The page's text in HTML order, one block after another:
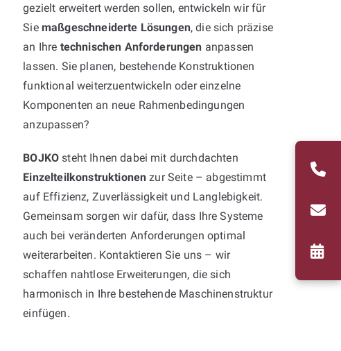
gezielt erweitert werden sollen, entwickeln wir für
Sie maßgeschneiderte Lösungen, die sich präzise
an Ihre technischen Anforderungen anpassen
lassen. Sie planen, bestehende Konstruktionen
funktional weiterzuentwickeln oder einzelne
Komponenten an neue Rahmenbedingungen
anzupassen?
BOJKO steht Ihnen dabei mit durchdachten
Einzelteilkonstruktionen zur Seite – abgestimmt
auf Effizienz, Zuverlässigkeit und Langlebigkeit.
Gemeinsam sorgen wir dafür, dass Ihre Systeme
auch bei veränderten Anforderungen optimal
weiterarbeiten. Kontaktieren Sie uns – wir
schaffen nahtlose Erweiterungen, die sich
harmonisch in Ihre bestehende Maschinenstruktur
einfügen.